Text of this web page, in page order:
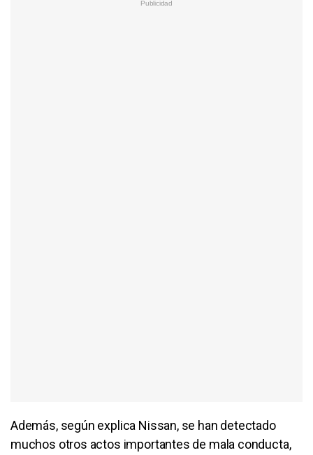
Además, según explica Nissan, se han detectado
muchos otros actos importantes de mala conducta,